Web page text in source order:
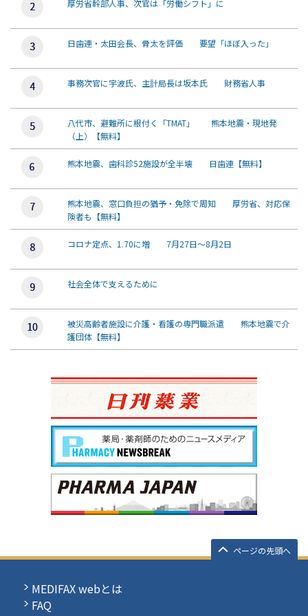
厚労省幹部人事、次官は「労働シフト」に
日歯連・太田会長、骨太を評価 要望「ほぼ入った」
事務次官に宇波氏、主計局長は坂本氏 財務省人事
八代市、避難所に根付く「TMAT」 熊本地震・現地発
（上）【無料】
熊本地震、歯科診52施設が全半壊 日歯連【無料】
熊本地震、窓口負担の猶予・免除で周知 厚労省、対応保
険者も【無料】
コロナ定点、1.70に増 7月27日～8月2日
社会全体で支えるために
被災高齢者施設に介護・看護の専門職派遣 熊本地震で介
護団体【無料】
ページの先頭へ
MEDIFAX webとは
FAQ